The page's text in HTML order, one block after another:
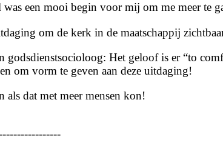
was een mooi begin voor mij om me meer te
om de kerk in de maatschappij
godsdienstsocioloog: Het geloof is er “to
om vorm te geven aan deze uitdaging!
dat met meer mensen kon!